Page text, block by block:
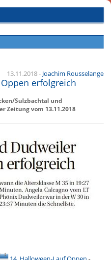
13.11.2018- Joachim Rousselange
erfolgreich
Sulzbachtal und
Zeitung vom 13.11.2018